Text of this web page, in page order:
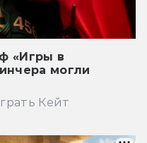
«Игры в
могли
Кейт